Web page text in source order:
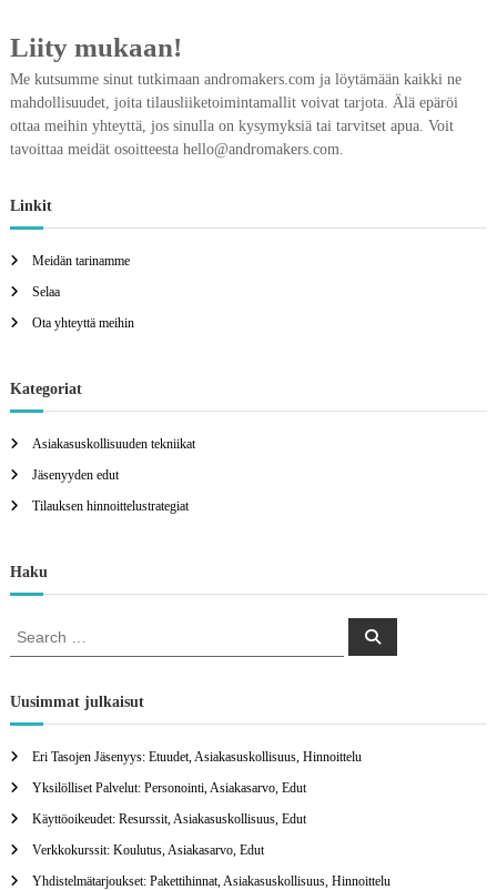
Liity mukaan!
Me kutsumme sinut tutkimaan andromakers.com ja löytämään kaikki ne
mahdollisuudet, joita tilausliiketoimintamallit voivat tarjota. Älä epäröi
ottaa meihin yhteyttä, jos sinulla on kysymyksiä tai tarvitset apua. Voit
tavoittaa meidät osoitteesta hello@andromakers.com.
Linkit
Meidän tarinamme
Selaa
Ota yhteyttä meihin
Kategoriat
Asiakasuskollisuuden tekniikat
Jäsenyyden edut
Tilauksen hinnoittelustrategiat
Haku
r
c
o
r
S
Uusimmat julkaisut
Eri Tasojen Jäsenyys: Etuudet, Asiakasuskollisuus, Hinnoittelu
Yksilölliset Palvelut: Personointi, Asiakasarvo, Edut
Käyttöoikeudet: Resurssit, Asiakasuskollisuus, Edut
Verkkokurssit: Koulutus, Asiakasarvo, Edut
Yhdistelmätarjoukset: Pakettihinnat, Asiakasuskollisuus, Hinnoittelu